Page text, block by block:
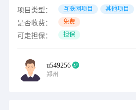
项目类型： 互联网项目 其他项目
是否收费： 免费
可走担保： 担保
u549256
郑州